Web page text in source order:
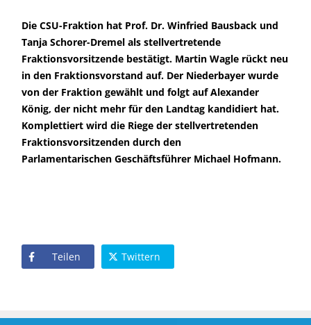
Die CSU-Fraktion hat Prof. Dr. Winfried Bausback und
Tanja Schorer-Dremel als stellvertretende
Fraktionsvorsitzende bestätigt. Martin Wagle rückt neu
in den Fraktionsvorstand auf. Der Niederbayer wurde
von der Fraktion gewählt und folgt auf Alexander
König, der nicht mehr für den Landtag kandidiert hat.
Komplettiert wird die Riege der stellvertretenden
Fraktionsvorsitzenden durch den
Parlamentarischen Geschäftsführer Michael Hofmann.
Teilen Twittern